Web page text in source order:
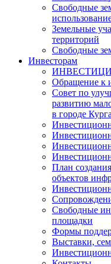
Свободные
Земельные
территорий
Свободные
Инвесторам
Обращение к
Совет по
развитию
в городе
План
объектов
Свободные
площадки
Формы
Выставки,